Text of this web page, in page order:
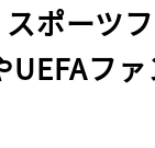
スポーツ
UEFAフ